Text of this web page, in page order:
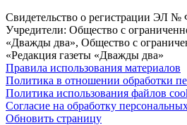
Свидетельство о регистрации ЭЛ
Учредители: Общество с
«Дважды два», Общество с
«Редакция газеты «Дважды два»
Правила использования материалов
Политика в отношении обработки
Политика использования файлов
Согласие на обработку
Обновить страницу